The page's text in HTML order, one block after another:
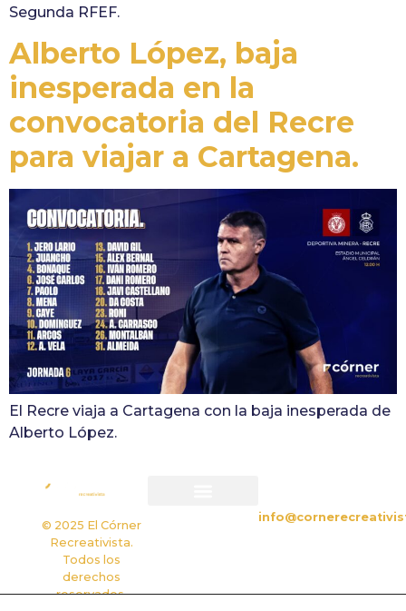
Segunda RFEF.
Alberto López, baja
inesperada en la
convocatoria del Recre
para viajar a Cartagena.
El Recre viaja a Cartagena con la baja inesperada de
Alberto López.
© 2025 El Córner
Recreativista.
Todos los
derechos
reservados.